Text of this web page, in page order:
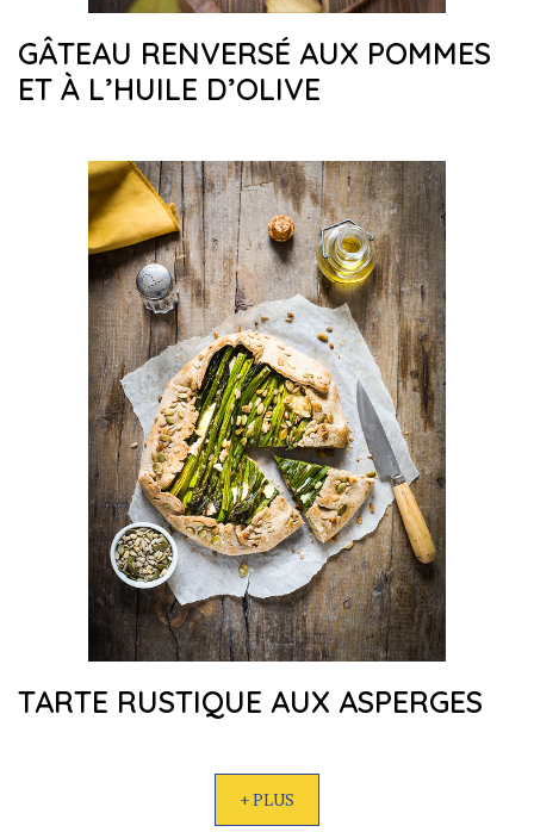
GÂTEAU RENVERSÉ AUX POMMES
ET À L’HUILE D’OLIVE
TARTE RUSTIQUE AUX ASPERGES
+ PLUS